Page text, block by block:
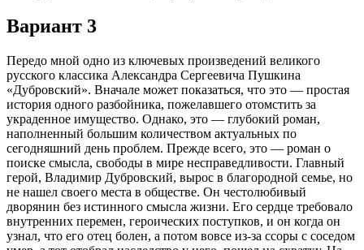
Вариант 3
Передо мной одно из ключевых произведений великого
русского классика Александра Сергеевича Пушкина
«Дубровский». Вначале может показаться, что это — простая
история одного разбойника, пожелавшего отомстить за
украденное имущество. Однако, это — глубокий роман,
наполненный большим количеством актуальных по
сегодняшний день проблем. Прежде всего, это — роман о
поиске смысла, свободы в мире несправедливости. Главный
герой, Владимир Дубровский, вырос в благородной семье, но
не нашел своего места в обществе. Он честолюбивый
дворянин без истинного смысла жизни. Его сердце требовало
внутренних перемен, героических поступков, и он когда он
узнал, что его отец болен, а потом вовсе из-за ссоры с соседом